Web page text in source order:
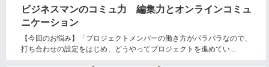
ビジネスマンのコミュ力 編集力とオンラインコミュ
ニケーション
【今回のお悩み】「プロジェクトメンバーの働き方がバラバラなので、
打ち合わせの設定をはじめ、どうやってプロジェクトを進めてい...